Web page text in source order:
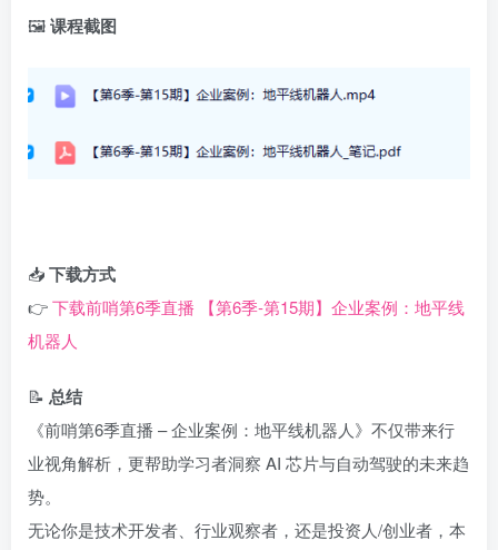
🖼️课程截图
📥下载方式
👉下载前哨第6季直播 【第6季-第15期】企业案例：地平线
机器人
📝 总结
《前哨第6季直播 – 企业案例：地平线机器人》不仅带来行
业视角解析，更帮助学习者洞察 AI 芯片与自动驾驶的未来趋
势。
无论你是技术开发者、行业观察者，还是投资人/创业者，本